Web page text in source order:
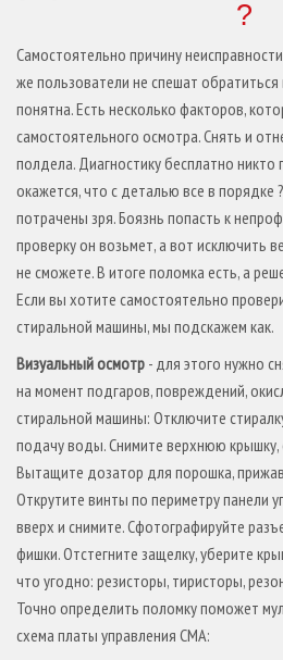
?
Самостоятельно причину
же пользователи не спешат обратиться
понятна. Есть несколько факторов,
самостоятельного осмотра. Снять и
полдела. Диагностику бесплатно
окажется, что с деталью все в порядке
потрачены зря. Боязнь попасть к
проверку он возьмет, а вот исключить
не сможете. В итоге поломка есть, а
Если вы хотите самостоятельно
стиральной машины, мы подскажем как.
Визуальный осмотр - для этого нужно
на момент подгаров, повреждений,
стиральной машины: Отключите
подачу воды. Снимите верхнюю крышку,
Вытащите дозатор для порошка,
Открутите винты по периметру панели
вверх и снимите. Сфотографируйте
фишки. Отстегните защелку, уберите
что угодно: резисторы, тиристоры,
Точно определить поломку поможет
схема платы управления СМА: